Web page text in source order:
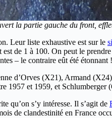
la partie gauche du front,
Leur liste exhaustive est sur le
de 1 à 100. On peut le
– le contraire eût été étonnant !
d’Orves (X21), Armand
1957 et 1959, et Schlumberger
qu’on s’y intéresse. Il s’agit de
de clandestinité en France